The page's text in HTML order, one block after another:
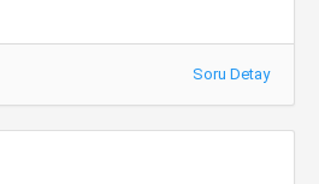
Soru Detay